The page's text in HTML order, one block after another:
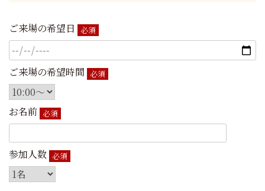
ご来場の希望日 必須
ご来場の希望時間 必須
お名前 必須
参加人数 必須